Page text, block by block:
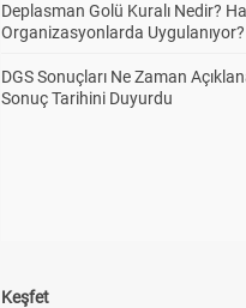
Deplasman Golü Kuralı Nedir?
Organizasyonlarda Uygulanıyor?
DGS Sonuçları Ne Zaman
Sonuç Tarihini Duyurdu
Keşfet